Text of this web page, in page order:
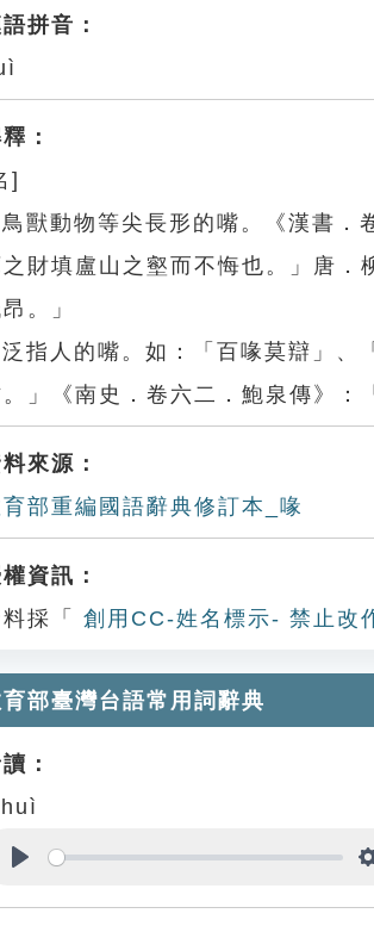
拼音：
：
]
獸動物等尖長形的嘴。《漢書．
之財填盧山之壑而不悔也。」唐
。」
指人的嘴。如：「百喙莫辯」、
」《南史．卷六二．鮑泉傳》：
來源：
部重編國語辭典修訂本_喙
資訊：
採「
創用CC-姓名標示- 禁止改
部臺灣台語常用詞辭典
：